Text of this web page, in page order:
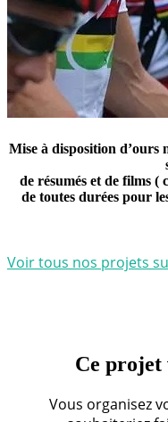
Mise à disposition d’ours
de résumés et de films (
de toutes durées pour
Voir tous nos projets
Ce projet
Vous organisez